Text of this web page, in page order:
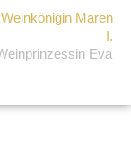
Weinkönigin Maren
I.
Eva